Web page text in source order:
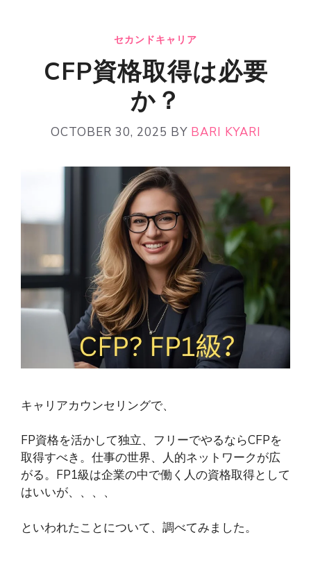
セカンドキャリア
CFP資格取得は必要
か？
OCTOBER 30, 2025 BY BARI KYARI
キャリアカウンセリングで、
FP資格を活かして独立、フリーでやるならCFPを
取得すべき。仕事の世界、人的ネットワークが広
がる。FP1級は企業の中で働く人の資格取得として
はいいが、、、、
といわれたことについて、調べてみました。